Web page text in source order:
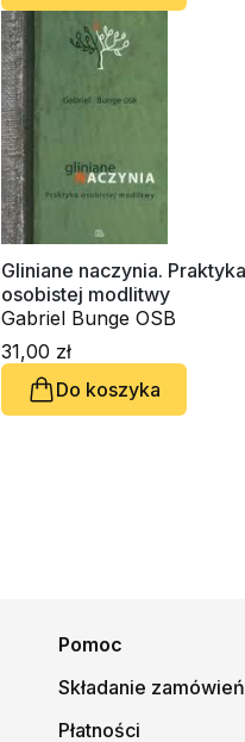
Gliniane naczynia. Praktyka
osobistej modlitwy
Gabriel Bunge OSB
31,00 zł
Do koszyka
Pomoc
Składanie zamówień
Płatności